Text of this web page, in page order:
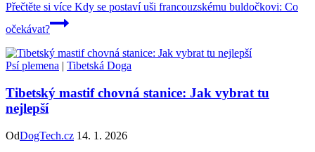
Přečtěte si více Kdy se postaví uši francouzskému buldočkovi: Co
očekávat?
Psí plemena | Tibetská Doga
Tibetský mastif chovná stanice: Jak vybrat tu
nejlepší
OdDogTech.cz 14. 1. 2026